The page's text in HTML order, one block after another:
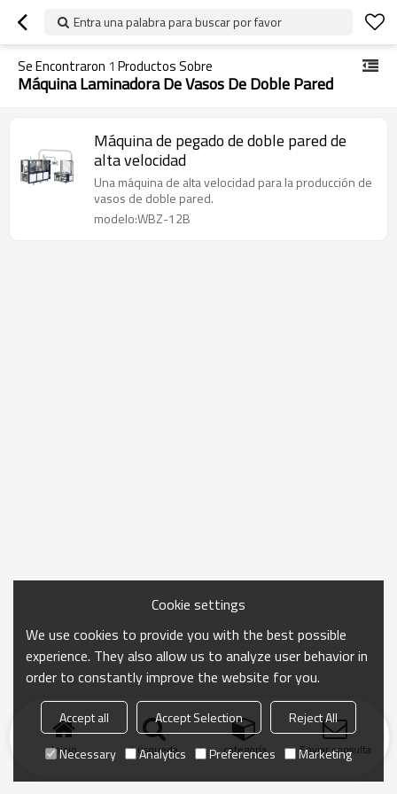
Entra una palabra para buscar por favor
Se Encontraron 1 Productos Sobre
Máquina Laminadora De Vasos De Doble Pared
Máquina de pegado de doble pared de
alta velocidad
Una máquina de alta velocidad para la producción de
vasos de doble pared.
modelo:WBZ-12B
Inicio búsqueda categoría Enviar consulta
Cookie settings
We use cookies to provide you with the best possible
experience. They also allow us to analyze user behavior in
order to constantly improve the website for you.
Accept all Accept Selection
Reject All
Necessary
Analytics Preferences Marketing